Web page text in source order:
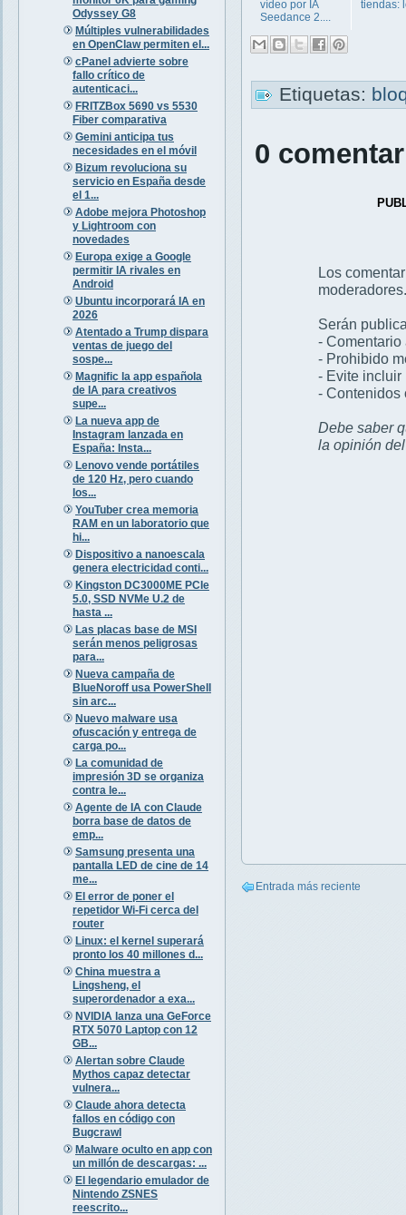
Odyssey G8
Múltiples vulnerabilidades
en OpenClaw permiten el...
cPanel advierte sobre
fallo crítico de
autenticaci...
FRITZBox 5690 vs 5530
Fiber comparativa
Gemini anticipa tus
necesidades en el móvil
Bizum revoluciona su
servicio en España desde
el 1...
Adobe mejora Photoshop
y Lightroom con
novedades
Europa exige a Google
permitir IA rivales en
Android
Ubuntu incorporará IA en
2026
Atentado a Trump dispara
ventas de juego del
sospe...
Magnific la app española
de IA para creativos
supe...
La nueva app de
Instagram lanzada en
España: Insta...
Lenovo vende portátiles
de 120 Hz, pero cuando
los...
YouTuber crea memoria
RAM en un laboratorio que
hi...
Dispositivo a nanoescala
genera electricidad conti...
Kingston DC3000ME PCIe
5.0, SSD NVMe U.2 de
hasta ...
Las placas base de MSI
serán menos peligrosas
para...
Nueva campaña de
BlueNoroff usa PowerShell
sin arc...
Nuevo malware usa
ofuscación y entrega de
carga po...
La comunidad de
impresión 3D se organiza
contra le...
Agente de IA con Claude
borra base de datos de
emp...
Samsung presenta una
pantalla LED de cine de 14
me...
El error de poner el
repetidor Wi-Fi cerca del
router
Linux: el kernel superará
pronto los 40 millones d...
China muestra a
Lingsheng, el
superordenador a exa...
NVIDIA lanza una GeForce
RTX 5070 Laptop con 12
GB...
Alertan sobre Claude
Mythos capaz detectar
vulnera...
Claude ahora detecta
fallos en código con
Bugcrawl
Malware oculto en app con
un millón de descargas: ...
El legendario emulador de
Nintendo ZSNES
reescrito...
vídeo por IA
Seedance 2....
tiendas:
Etiquetas:
0
Los
moderadores.
Serán
- Comentario
- Prohibido
- Evite incluir
- Contenidos
Debe saber
la opinión
Entrada más reciente